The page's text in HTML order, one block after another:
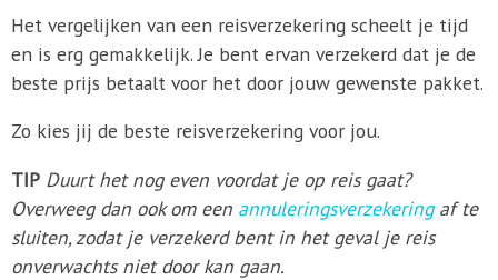
Het vergelijken van een reisverzekering scheelt je tijd
en is erg gemakkelijk. Je bent ervan verzekerd dat je de
beste prijs betaalt voor het door jouw gewenste pakket.
Zo kies jij de beste reisverzekering voor jou.
TIP Duurt het nog even voordat je op reis gaat?
Overweeg dan ook om een annuleringsverzekeringaf te
sluiten, zodat je verzekerd bent in het geval je reis
onverwachts niet door kan gaan.